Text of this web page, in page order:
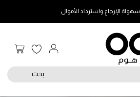
سهولة الإرجاع واسترداد الأموال
سلة
بحث